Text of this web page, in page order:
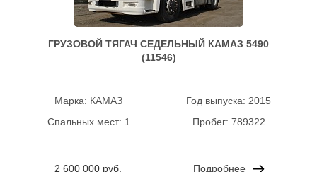
ГРУЗОВОЙ ТЯГАЧ СЕДЕЛЬНЫЙ КАМАЗ 5490
(11546)
Марка: КАМАЗ Год выпуска: 2015
Спальных мест: 1 Пробег: 789322
2 600 000 руб. Подробнее